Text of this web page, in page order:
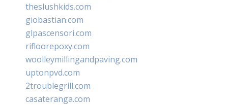
theslushkids.com
giobastian.com
glpascensori.com
rifloorepoxy.com
woolleymillingandpaving.com
uptonpvd.com
2troublegrill.com
casateranga.com